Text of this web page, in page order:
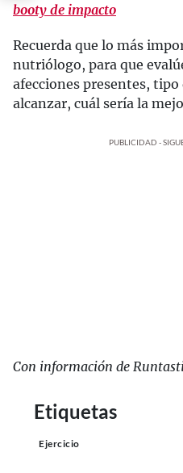
booty de impacto
Recuerda que lo más
nutriólogo, para que
afecciones presentes, tipo
alcanzar, cuál sería la
PUBLICIDAD -
Con información de
Etiquetas
Ejercicio